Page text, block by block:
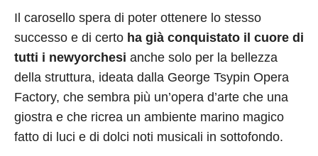
Il carosello spera di poter ottenere lo stesso
successo e di certo ha già conquistato il cuore di
tutti i newyorchesi anche solo per la bellezza
della struttura, ideata dalla George Tsypin Opera
Factory, che sembra più un’opera d’arte che una
giostra e che ricrea un ambiente marino magico
fatto di luci e di dolci noti musicali in sottofondo.